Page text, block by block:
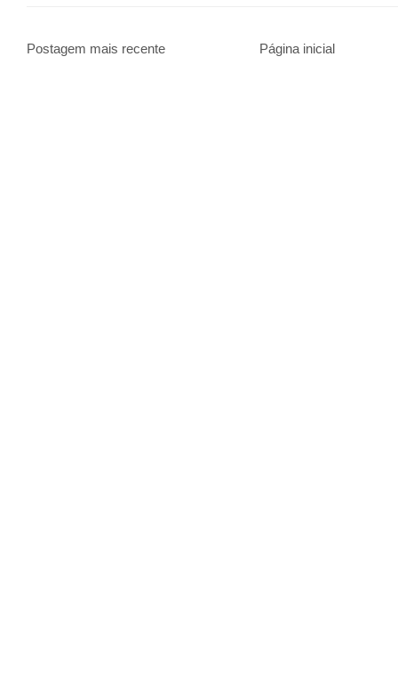
Postagem mais recente Página inicial